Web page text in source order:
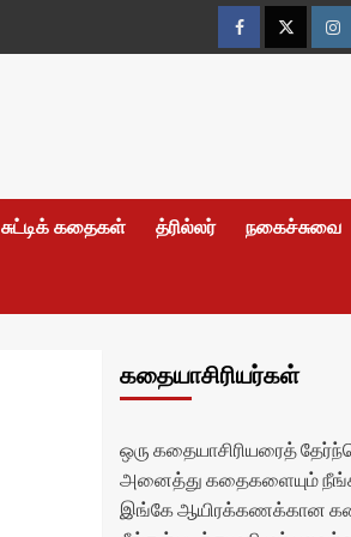
FacebookTwitter
சுட்டிக் கதைகள் த்ரில்லர் நகைச்சுவை
கதையாசிரியர்கள்
ஒரு கதையாசிரியரைத்
அனைத்து கதைகளையும்
இங்கே ஆயிரக்கணக்கான